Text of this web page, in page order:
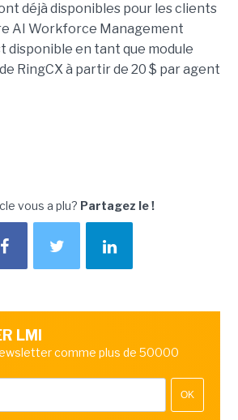
déjà disponibles pour les clients
AI Workforce Management
disponible en tant que module
RingCX à partir de 20 $ par agent
vous a plu? Partagez le !
LMI
comme plus de 50000
OK